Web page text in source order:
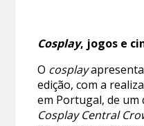
Cosplay, jogos e
O cosplay
edição, com a
em Portugal, de
Cosplay Central